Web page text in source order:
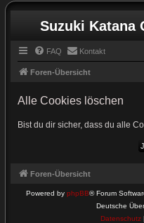
Suzuki Katana
FAQ Kontakt
Foren-Übersicht
Alle Cookies löschen
Bist du dir sicher, dass du alle
Foren-Übersicht
Powered by phpBB® Forum
Deutsche
Datenschutz|